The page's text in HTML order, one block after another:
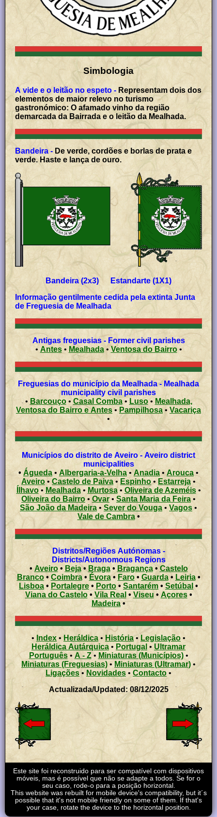
Simbologia
A vide e o leitão no espeto - Representam dois dos
elementos de maior relevo no turismo
gastronómico: O afamado vinho da região
demarcada da Bairrada e o leitão da Mealhada.
Bandeira - De verde, cordões e borlas de prata e
verde. Haste e lança de ouro.
Bandeira (2x3) Estandarte (1X1)
Informação gentilmente cedida pela extinta Junta
de Freguesia de Mealhada
Antigas freguesias - Former civil parishes
• Antes• Mealhada• Ventosa do Bairro•
Freguesias do município da Mealhada - Mealhada
municipality civil parishes
• Barcouço• Casal Comba• Luso• Mealhada,
Ventosa do Bairro e Antes• Pampilhosa • Vacariça
•
Municípios do distrito de Aveiro - Aveiro district
municipalities
• Águeda • Albergaria-a-Velha •Anadia • Arouca •
Aveiro • Castelo de Paiva• Espinho• Estarreja •
Ílhavo• Mealhada• Murtosa• Oliveira de Azeméis•
Oliveira do Bairro • Ovar • Santa Maria da Feira •
São João da Madeira • Sever do Vouga • Vagos •
Vale de Cambra •
Distritos/Regiões Autónomas -
Districts/Autonomous Regions
• Aveiro• Beja• Braga• Bragança• Castelo
Branco• Coimbra• Évora• Faro• Guarda• Leiria•
Lisboa • Portalegre • Porto • Santarém • Setúbal•
Viana do Castelo• Vila Real •Viseu• Açores •
Madeira •
• Index •Heráldica • História • Legislação •
Heráldica Autárquica • Portugal • Ultramar
Português• A - Z• Miniaturas (Municípios)•
Miniaturas (Freguesias) •Miniaturas (Ultramar) •
Ligações • Novidades • Contacto •
Actualizada/Updated: 08/12/2025
Este site foi reconstruido para ser compatível com dispositivos
móveis, mas é possível que não se adapte a todos. Se for o
seu caso, rode-o para a posição horizontal.
This website was rebuilt for mobile device's compatibility, but it´s
possible that it's not mobile friendly on some of them. If that's
your case, rotate the device to the horizontal position.